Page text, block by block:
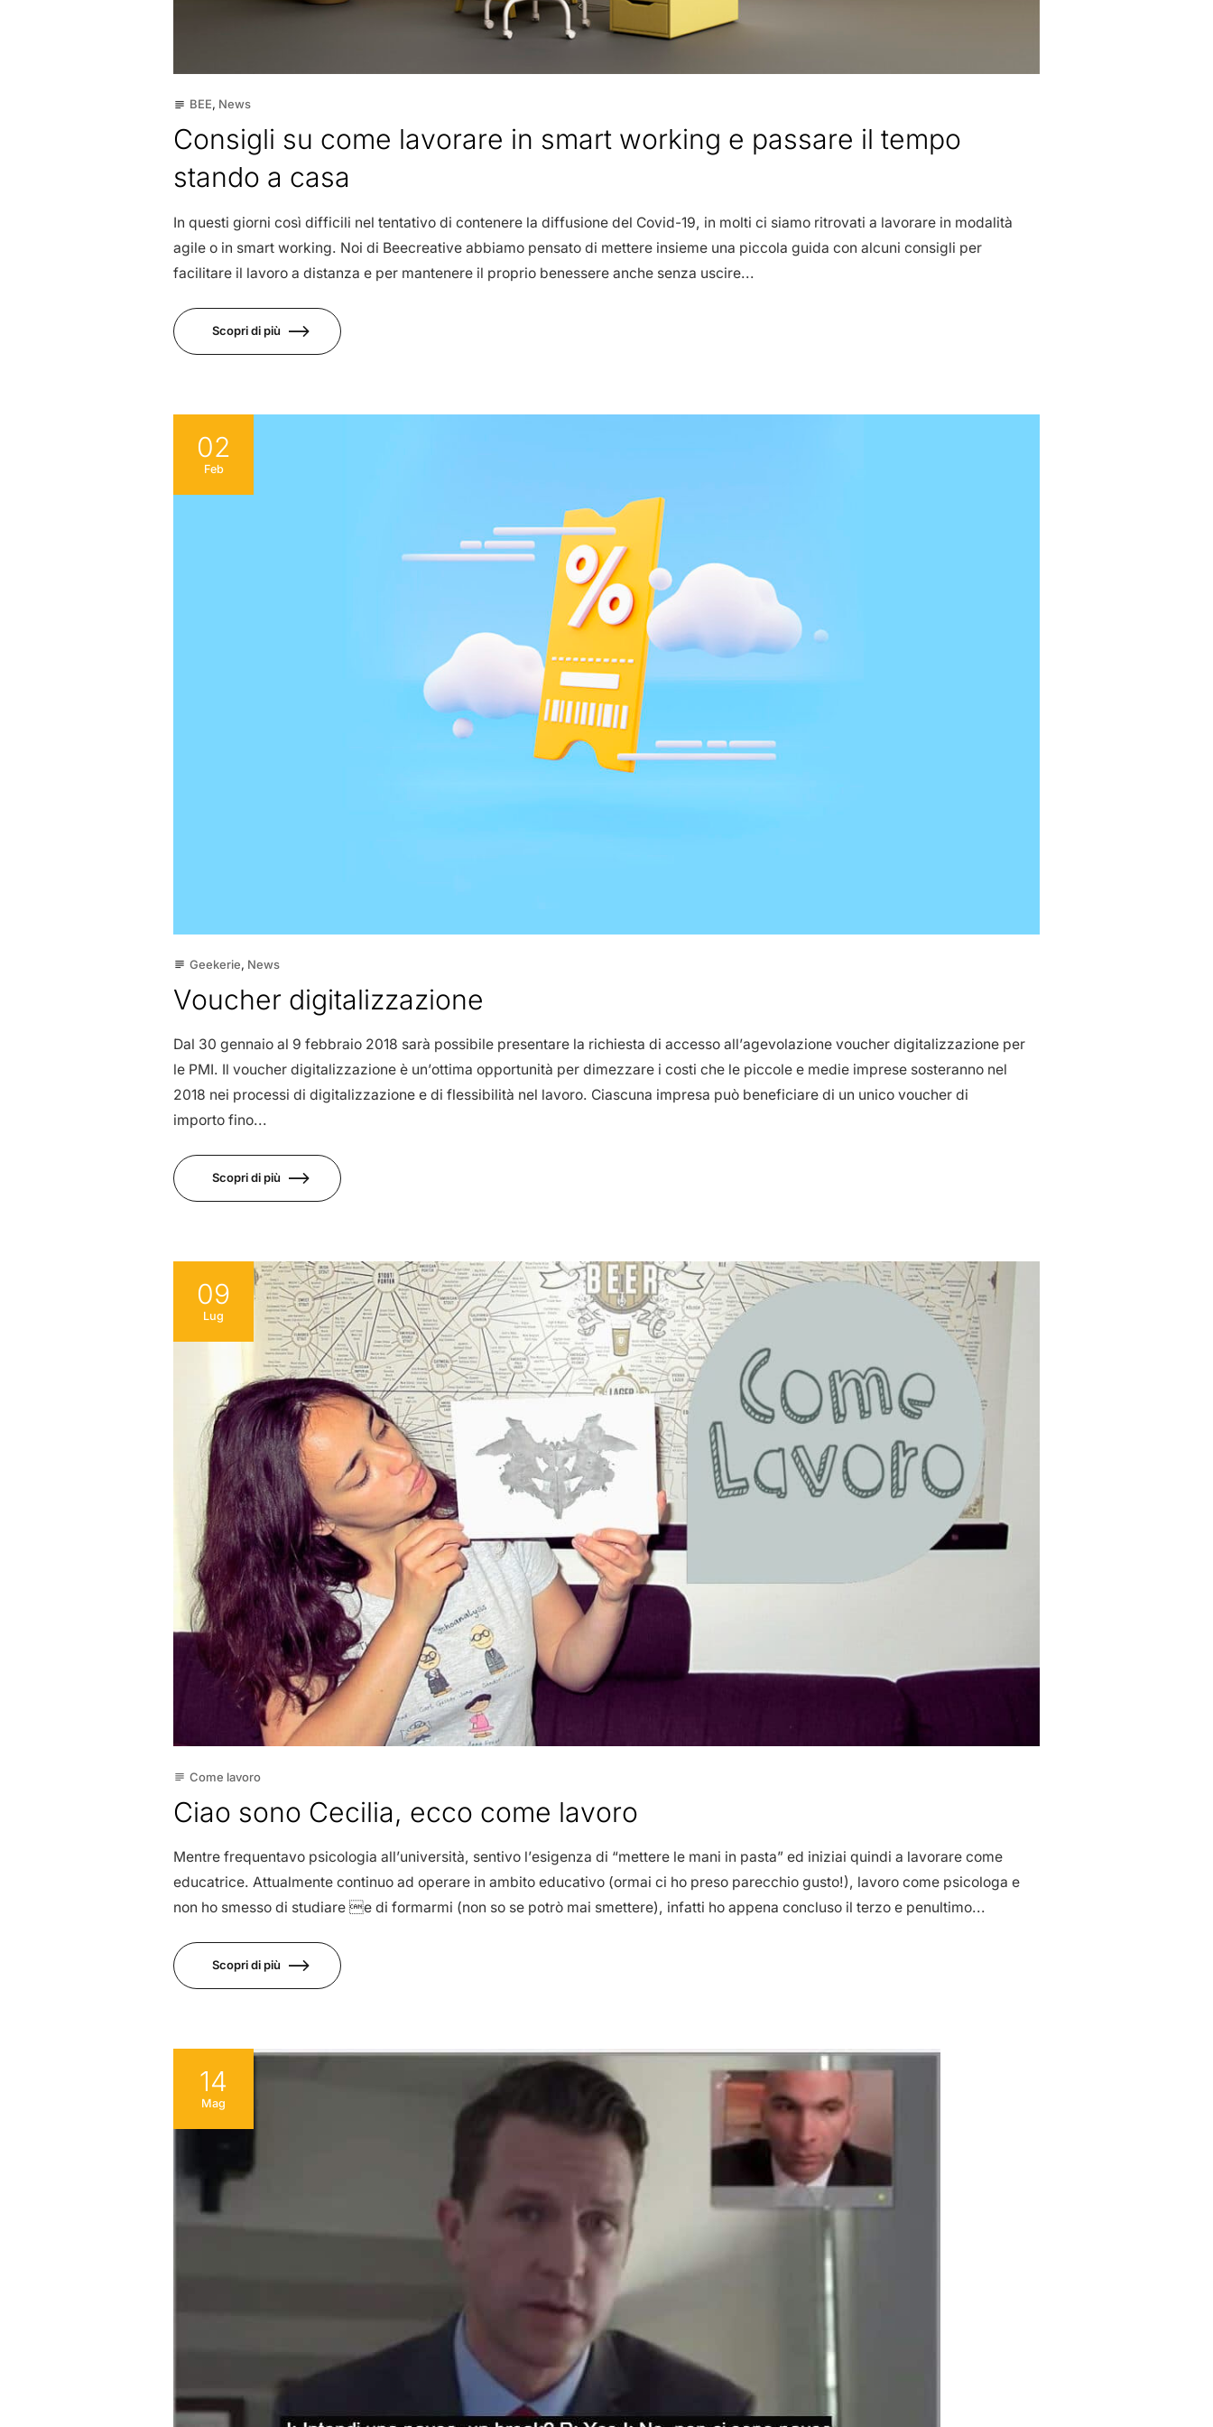
subject BEE, News
Consigli su come lavorare in smart working e passare il tempo
stando a casa
In questi giorni così difficili nel tentativo di contenere la diffusione del Covid-19, in molti ci siamo ritrovati a lavorare in modalità
agile o in smart working. Noi di Beecreative abbiamo pensato di mettere insieme una piccola guida con alcuni consigli per
facilitare il lavoro a distanza e per mantenere il proprio benessere anche senza uscire...
Scopri di più
02
Feb
subject Geekerie, News
Voucher digitalizzazione
Dal 30 gennaio al 9 febbraio 2018 sarà possibile presentare la richiesta di accesso all’agevolazione voucher digitalizzazione per
le PMI. Il voucher digitalizzazione è un’ottima opportunità per dimezzare i costi che le piccole e medie imprese sosteranno nel
2018 nei processi di digitalizzazione e di flessibilità nel lavoro. Ciascuna impresa può beneficiare di un unico voucher di
importo fino...
Scopri di più
09
Lug
subject Come lavoro
Ciao sono Cecilia, ecco come lavoro
Mentre frequentavo psicologia all’università, sentivo l’esigenza di “mettere le mani in pasta” ed iniziai quindi a lavorare come
educatrice. Attualmente continuo ad operare in ambito educativo (ormai ci ho preso parecchio gusto!), lavoro come psicologa e
non ho smesso di studiare e di formarmi (non so se potrò mai smettere), infatti ho appena concluso il terzo e penultimo...
Scopri di più
14
Mag